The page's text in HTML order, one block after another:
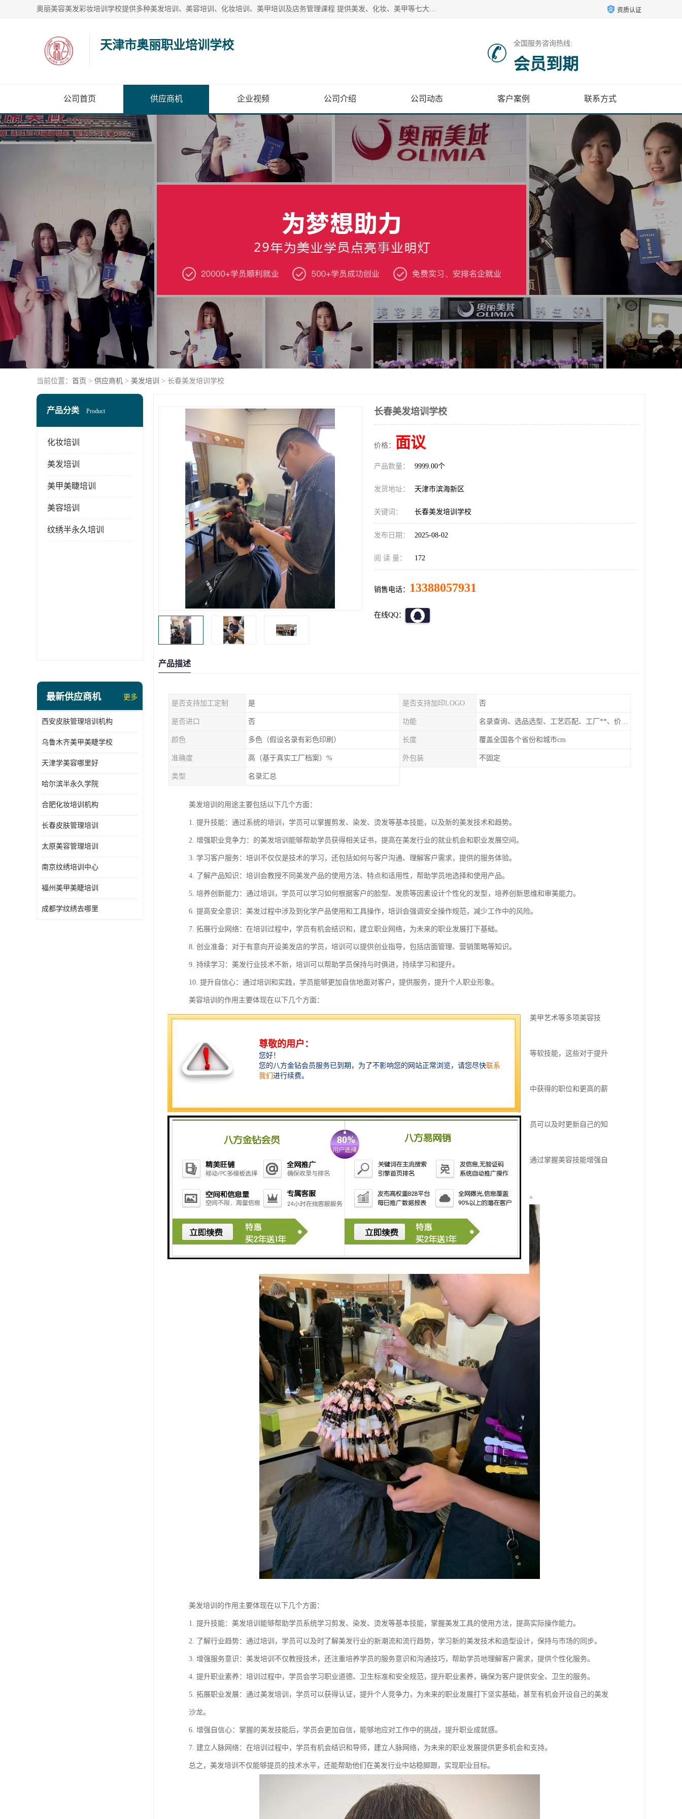
奥丽美容美发彩妆培训学校提供多种美发培训、美容培训、化妆培训、美甲培训及店务管理课程 提供美发、化妆、美甲等七大美业课程 资质认证
天津市奥丽职业培训学校 全国服务咨询热线:
会员到期
公司首页 供应商机 企业视频 公司介绍 公司动态 客户案例 联系方式
当前位置： 首页 > 供应商机 > 美发培训 > 长春美发培训学校
产品分类 Product
化妆培训
美发培训
美甲美睫培训
美容培训
纹绣半永久培训
最新供应商机 更多
西安皮肤管理培训机构
乌鲁木齐美甲美睫学校
天津学美容哪里好
哈尔滨半永久学院
合肥化妆培训机构
长春皮肤管理培训
太原美容管理培训
南京纹绣培训中心
福州美甲美睫培训
成都学纹绣去哪里
长春美发培训学校
价格： 面议
产品数量： 9999.00个
发货地址： 天津市滨海新区
关键词： 长春美发培训学校
发布日期： 2025-08-02
阅 读 量： 172
销售电话： 13388057931
在线QQ：
产品描述
是否支持加工定制 是 是否支持加印LOGO 否
是否进口 否 功能 名录查询、选品选型、工艺匹配、工厂**、价格统计、市场分析
颜色 多色（假设名录有彩色印刷） 长度 覆盖全国各个省份和城市cm
准确度 高（基于真实工厂档案）% 外包装 不固定
类型 名录汇总
美发培训的用途主要包括以下几个方面：
1. 提升技能：通过系统的培训，学员可以掌握剪发、染发、烫发等基本技能，以及新的美发技术和趋势。
2. 增强职业竞争力：的美发培训能够帮助学员获得相关证书，提高在美发行业的就业机会和职业发展空间。
3. 学习客户服务：培训不仅仅是技术的学习，还包括如何与客户沟通、理解客户需求，提供的服务体验。
4. 了解产品知识：培训会教授不同美发产品的使用方法、特点和适用性，帮助学员地选择和使用产品。
5. 培养创新能力：通过培训，学员可以学习如何根据客户的脸型、发质等因素设计个性化的发型，培养创新思维和审美能力。
6. 提高安全意识：美发过程中涉及到化学产品使用和工具操作，培训会强调安全操作规范，减少工作中的风险。
7. 拓展行业网络：在培训过程中，学员有机会结识和，建立职业网络，为未来的职业发展打下基础。
8. 创业准备：对于有意向开设美发店的学员，培训可以提供创业指导，包括店面管理、营销策略等知识。
9. 持续学习：美发行业技术不新，培训可以帮助学员保持与时俱进，持续学习和提升。
10. 提升自信心：通过培训和实践，学员能够更加自信地面对客户，提供服务，提升个人职业形象。
美容培训的作用主要体现在以下几个方面：
先，美容培训能够帮助学员掌握的美容知识和技能。通过系统的培训，学员可以学习到皮肤护理、化妆技巧、美甲艺术等多项美容技
其次，美容培训有助于提员的职业素养。在培训过程中，学员不仅学习技术，还会接触到服务礼仪、沟通技巧等软技能，这些对于提升
客户满意度和建立良好的职业形象至关重要。
再者，美容培训为学员提供了职业发展的机会。通过培训，学员可以获得资格证书，这有助于他们在美容行业中获得的职位和更高的薪
资。同时，培训也为有意创业的学员提供了必要的知识和经验，帮助他们地开设和经营自己的美容院。
此外，美容培训还有助于学员了解新的美容趋势和技术。美容行业不断有新的产品和技术出现，通过培训，学员可以及时更新自己的知
识库，保持竞争力。
后，美容培训对于提升个人形象和自信心也有积作用。学员在学习过程中不仅能够提升自己的外在形象，还能通过掌握美容技能增强自
信心，这对于个人的整体发展和生活质量的提升都有积影响。
综上所述，美容培训对于个人职业发展、技能提升、行业了解以及个人形象和自信心的提升都有着重要的作用。
美发培训的作用主要体现在以下几个方面：
1. 提升技能：美发培训能够帮助学员系统学习剪发、染发、烫发等基本技能，掌握美发工具的使用方法，提高实际操作能力。
2. 了解行业趋势：通过培训，学员可以及时了解美发行业的新潮流和流行趋势，学习新的美发技术和造型设计，保持与市场的同步。
3. 增强服务意识：美发培训不仅教授技术，还注重培养学员的服务意识和沟通技巧，帮助学员地理解客户需求，提供个性化服务。
4. 提升职业素养：培训过程中，学员会学习职业道德、卫生标准和安全规范，提升职业素养，确保为客户提供安全、卫生的服务。
5. 拓展职业发展：通过美发培训，学员可以获得认证，提升个人竞争力，为未来的职业发展打下坚实基础，甚至有机会开设自己的美发
沙龙。
6. 增强自信心：掌握的美发技能后，学员会更加自信，能够地应对工作中的挑战，提升职业成就感。
7. 建立人脉网络：在培训过程中，学员有机会结识和导师，建立人脉网络，为未来的职业发展提供更多机会和支持。
总之，美发培训不仅能够提员的技术水平，还能帮助他们在美发行业中站稳脚跟，实现职业目标。